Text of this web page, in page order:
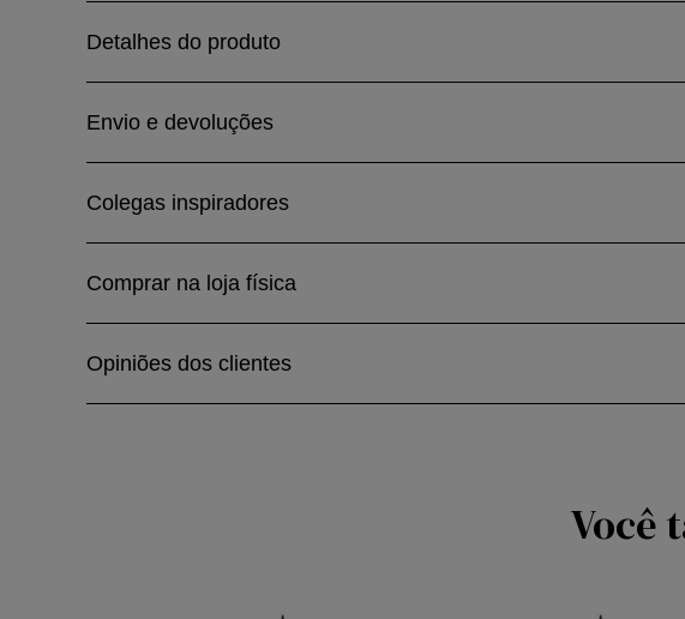
Detalhes do produto
Envio e devoluções
Colegas inspiradores
Comprar na loja física
Opiniões dos clientes
Você